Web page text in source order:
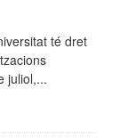
té dret
juliol,...